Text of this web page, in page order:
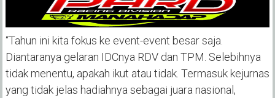
“Tahun ini kita fokus ke event-event besar saja.
Diantaranya gelaran IDCnya RDV dan TPM. Selebihnya
tidak menentu, apakah ikut atau tidak. Termasuk kejurnas
yang tidak jelas hadiahnya sebagai juara nasional,